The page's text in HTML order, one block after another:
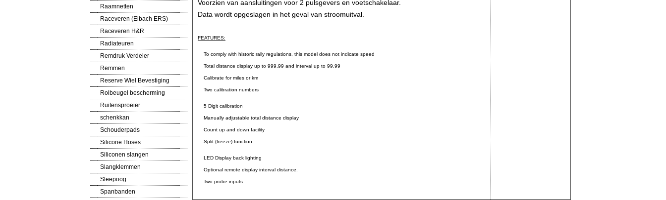
Raamnetten
Raceveren (Eibach ERS)
Raceveren H&R
Radiateuren
Remdruk Verdeler
Remmen
Reserve Wiel Bevestiging
Rolbeugel bescherming
Ruitensproeier
schenkkan
Schouderpads
Silicone Hoses
Siliconen slangen
Slangklemmen
Sleepoog
Spanbanden
Voorzien van aansluitingen voor 2 pulsgevers en voetschakelaar.
Data wordt opgeslagen in het geval van stroomuitval.
FEATURES:
To comply with historic rally regulations, this model does not indicate speed
Total distance display up to 999.99 and interval up to 99.99
Calibrate for miles or km
Two calibration numbers
5 Digit calibration
Manually adjustable total distance display
Count up and down facility
Split (freeze) function
LED Display back lighting
Optional remote display interval distance.
Two probe inputs